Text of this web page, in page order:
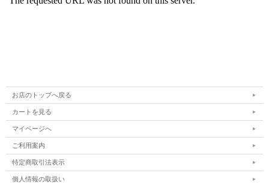
お店のトップへ戻る
カートを見る
マイページへ
ご利用案内
特定商取引法表示
個人情報の取扱い